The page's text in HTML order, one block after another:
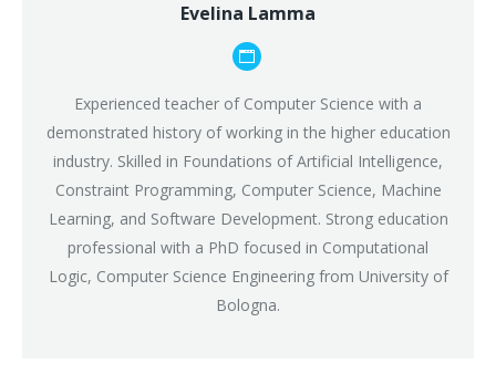
Evelina Lamma
Experienced teacher of Computer Science with a
demonstrated history of working in the higher education
industry. Skilled in Foundations of Artificial Intelligence,
Constraint Programming, Computer Science, Machine
Learning, and Software Development. Strong education
professional with a PhD focused in Computational
Logic, Computer Science Engineering from University of
Bologna.
Blog
personale
/
sito
web